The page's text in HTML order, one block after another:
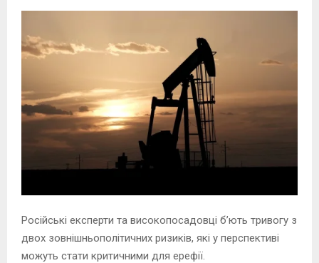
Російські експерти та високопосадовці бʼють тривогу з
двох зовнішньополітичних ризиків, які у перспективі
можуть стати критичними для ерефії.